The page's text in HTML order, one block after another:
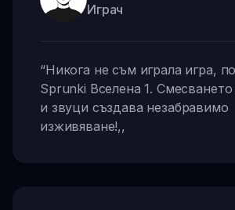
Играч
“Никога не съм играла игра,
Sprunki Вселена 1.
и звуци създава незабравимо
изживяване!,,